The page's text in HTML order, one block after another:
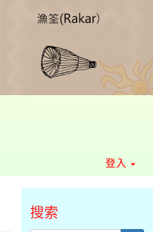
登入
搜索